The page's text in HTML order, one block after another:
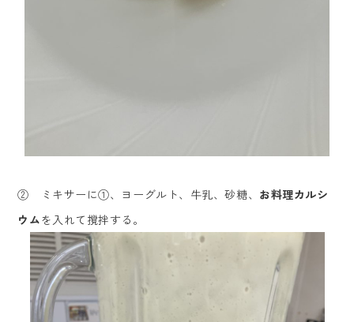
② ミキサーに①、ヨーグルト、牛乳、砂糖、 お料理カルシ
ウムを入れて撹拌する。